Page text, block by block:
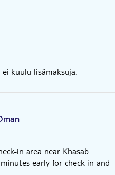
kuulu lisämaksuja.
in area near Khasab
early for check-in and